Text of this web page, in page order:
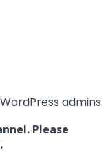
admins
Please